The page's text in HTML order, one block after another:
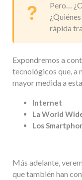
Pero…
rápida
Expondremos a
tecnológicos que, a
mayor medida a
Internet
La World
Los
Más adelante,
que también han